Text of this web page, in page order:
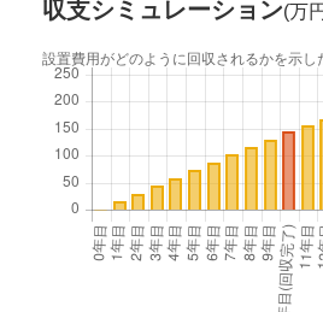
収支シミュレーション(万
設置費用がどのように回収されるかを示し